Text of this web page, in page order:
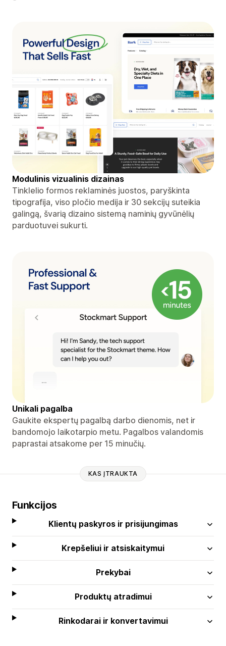
Modulinis vizualinis dizainas
Tinklelio formos reklaminės juostos, paryškinta
tipografija, viso pločio medija ir 30 sekcijų suteikia
galingą, švarią dizaino sistemą naminių gyvūnėlių
parduotuvei sukurti.
Unikali pagalba
Gaukite ekspertų pagalbą darbo dienomis, net ir
bandomojo laikotarpio metu. Pagalbos valandomis
paprastai atsakome per 15 minučių.
KAS ĮTRAUKTA
Funkcijos
Klientų paskyros ir prisijungimas
Krepšeliui ir atsiskaitymui
Prekybai
Produktų atradimui
Rinkodarai ir konvertavimui